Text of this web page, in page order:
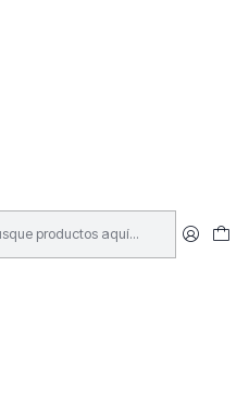
concretan aquí !!!